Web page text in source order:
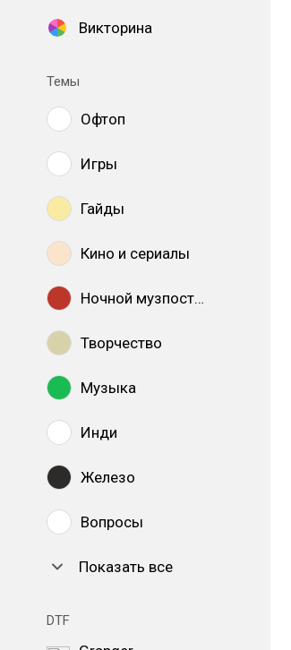
Викторина
Темы
Офтоп
Игры
Гайды
Кино и сериалы
Ночной музпостинг
Творчество
Музыка
Инди
Железо
Вопросы
Показать все
DTF